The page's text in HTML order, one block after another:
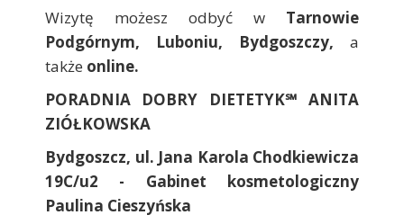
Wizytę możesz odbyć w Tarnowie
Podgórnym, Luboniu, Bydgoszczy, a
także online.
PORADNIA DOBRY DIETETYK℠ ANITA
ZIÓŁKOWSKA
Bydgoszcz, ul. Jana Karola Chodkiewicza
19C/u2 - Gabinet kosmetologiczny
Paulina Cieszyńska